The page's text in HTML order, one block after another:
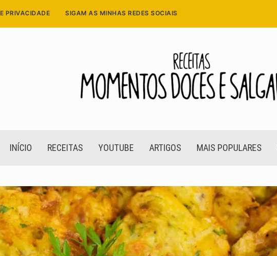
PRIVACIDADE SIGAM AS MINHAS REDES SOCIAIS
INÍCIO RECEITAS YOUTUBE ARTIGOS MAIS POPULARES